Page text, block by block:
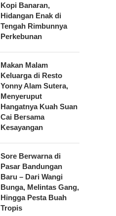
Kopi Banaran,
Hidangan Enak di
Tengah Rimbunnya
Perkebunan
Makan Malam
Keluarga di Resto
Yonny Alam Sutera,
Menyeruput
Hangatnya Kuah Suan
Cai Bersama
Kesayangan
Sore Berwarna di
Pasar Bandungan
Baru – Dari Wangi
Bunga, Melintas Gang,
Hingga Pesta Buah
Tropis